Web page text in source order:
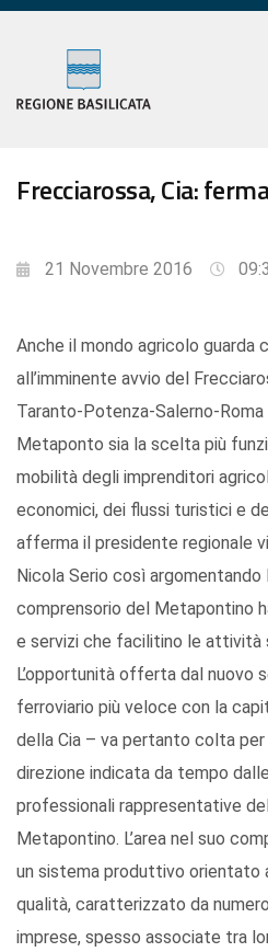
Frecciarossa, Cia:
21 Novembre 2016
Anche il mondo agricolo guarda
all’imminente avvio del
Taranto-Potenza-Salerno-
Metaponto sia la scelta più
mobilità degli imprenditori
economici, dei flussi turistici e
afferma il presidente regionale
Nicola Serio così argomentando
comprensorio del Metapontino
e servizi che facilitino le
L’opportunità offerta dal nuovo
ferroviario più veloce con la
della Cia – va pertanto colta
direzione indicata da tempo
professionali rappresentative
Metapontino. L’area nel suo
un sistema produttivo orientato
qualità, caratterizzato da
imprese, spesso associate tra